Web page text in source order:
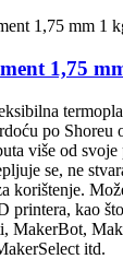
1,75
po Shoreu
više od
se, ne
korištenje.
printera, kao
MakerBot,
itd.